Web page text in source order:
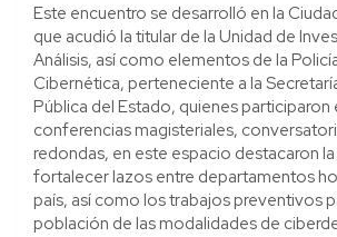
Este encuentro se desarrolló en la
que acudió la titular de la Unidad de
Análisis, así como elementos de la
Cibernética, perteneciente a la
Pública del Estado, quienes participaron
conferencias magisteriales,
redondas, en este espacio destacaron
fortalecer lazos entre departamentos
país, así como los trabajos preventivos
población de las modalidades de